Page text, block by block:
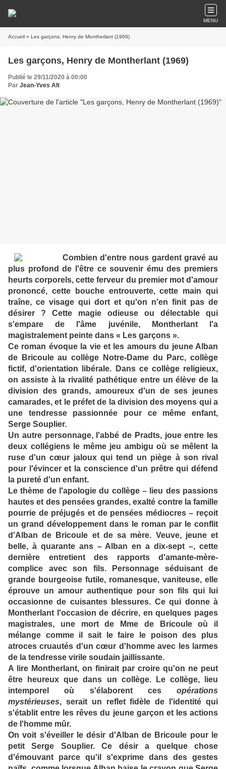
MENU
Accueil » Les garçons, Henry de Montherlant (1969)
Les garçons, Henry de Montherlant (1969)
Publié le 29/11/2020 à 00:00
Par Jean-Yves Alt
Combien d'entre nous gardent gravé au
plus profond de l'être ce souvenir ému des premiers
heurts corporels, cette ferveur du premier mot d'amour
prononcé, cette bouche entrouverte, cette main qui
traîne, ce visage qui dort et qu'on n'en finit pas de
désirer ? Cette magie odieuse ou délectable qui
s'empare de l'âme juvénile, Montherlant l'a
magistralement peinte dans « Les garçons ».
Ce roman évoque la vie et les amours du jeune Alban
de Bricoule au collège Notre-Dame du Parc, collège
fictif, d'orientation libérale. Dans ce collège religieux,
on assiste à la rivalité pathétique entre un élève de la
division des grands, amoureux d'un de ses jeunes
camarades, et le préfet de la division des moyens qui a
une tendresse passionnée pour ce même enfant,
Serge Souplier.
Un autre personnage, l'abbé de Pradts, joue entre les
deux collégiens le même jeu ambigu où se mêlent la
ruse d'un cœur jaloux qui tend un piège à son rival
pour l'évincer et la conscience d'un prêtre qui défend
la pureté d'un enfant.
Le thème de l'apologie du collège – lieu des passions
hautes et des pensées grandes, exalté contre la famille
pourrie de préjugés et de pensées médiocres – reçoit
un grand développement dans le roman par le conflit
d'Alban de Bricoule et de sa mère. Veuve, jeune et
belle, à quarante ans – Alban en a dix-sept –, cette
dernière entretient des rapports d'amante-mère-
complice avec son fils. Personnage séduisant de
grande bourgeoise futile, romanesque, vaniteuse, elle
éprouve un amour authentique pour son fils qui lui
occasionne de cuisantes blessures. Ce qui donne à
Montherlant l'occasion de décrire, en quelques pages
magistrales, une mort de Mme de Bricoule où il
mélange comme il sait le faire le poison des plus
atroces cruautés d'un cœur d'homme avec les larmes
de la tendresse virile soudain jaillissante.
A lire Montherlant, on finirait par croire qu'on ne peut
être heureux que dans un collège. Le collège, lieu
intemporel où s'élaborent ces opérations
mystérieuses, serait un reflet fidèle de l'identité qui
s'établit entre les rêves du jeune garçon et les actions
de l'homme mûr.
On voit s'éveiller le désir d'Alban de Bricoule pour le
petit Serge Souplier. Ce désir a quelque chose
d'émouvant parce qu'il s'exprime dans des gestes